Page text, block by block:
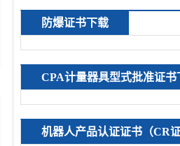
防爆证书下载
CPA计量器具型式批准证书
机器人产品认证证书（CR